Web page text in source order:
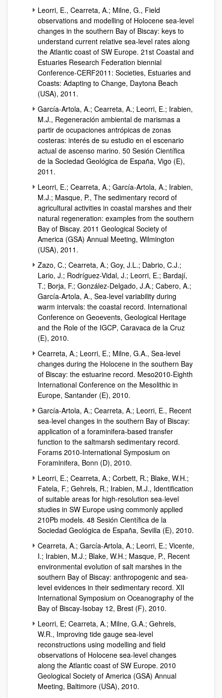
Leorri, E., Cearreta, A.; Milne, G., Field
observations and modelling of Holocene sea-level
changes in the southern Bay of Biscay: keys to
understand current relative sea-level rates along
the Atlantic coast of SW Europe. 21st Coastal and
Estuaries Research Federation biennial
Conference-CERF2011: Societies, Estuaries and
Coasts: Adapting to Change, Daytona Beach
(USA), 2011.
García-Artola, A.; Cearreta, A.; Leorri, E.; Irabien,
M.J., Regeneración ambiental de marismas a
partir de ocupaciones antrópicas de zonas
costeras: interés de su estudio en el escenario
actual de ascenso marino. 50 Sesión Científica
de la Sociedad Geológica de España, Vigo (E),
2011.
Leorri, E.; Cearreta, A.; García-Artola, A.; Irabien,
M.J.; Masque, P., The sedimentary record of
agricultural activities in coastal marshes and their
natural regeneration: examples from the southern
Bay of Biscay. 2011 Geological Society of
America (GSA) Annual Meeting, Wilmington
(USA), 2011.
Zazo, C.; Cearreta, A.; Goy, J.L.; Dabrio, C.J.;
Lario, J.; Rodríguez-Vidal, J.; Leorri, E.; Bardají,
T.; Borja, F.; González-Delgado, J.A.; Cabero, A.;
García-Artola, A., Sea-level variability during
warm intervals: the coastal record. International
Conference on Geoevents, Geological Heritage
and the Role of the IGCP, Caravaca de la Cruz
(E), 2010.
Cearreta, A.; Leorri, E.; Milne, G.A., Sea-level
changes during the Holocene in the southern Bay
of Biscay: the estuarine record. Meso2010-Eighth
International Conference on the Mesolithic in
Europe, Santander (E), 2010.
García-Artola, A.; Cearreta, A.; Leorri, E., Recent
sea-level changes in the southern Bay of Biscay:
application of a foraminifera-based transfer
function to the saltmarsh sedimentary record.
Forams 2010-International Symposium on
Foraminifera, Bonn (D), 2010.
Leorri, E.; Cearreta, A.; Corbett, R.; Blake, W.H.;
Fatela, F.; Gehrels, R.; Irabien, M.J., Identification
of suitable areas for high-resolution sea-level
studies in SW Europe using commonly applied
210Pb models. 48 Sesión Científica de la
Sociedad Geológica de España, Sevilla (E), 2010.
Cearreta, A.; García-Artola, A.; Leorri, E.; Vicente,
I.; Irabien, M.J.; Blake, W.H.; Masque, P., Recent
environmental evolution of salt marshes in the
southern Bay of Biscay: anthropogenic and sea-
level evidences in their sedimentary record. XII
International Symposium on Oceanography of the
Bay of Biscay-Isobay 12, Brest (F), 2010.
Leorri, E; Cearreta, A.; Milne, G.A.; Gehrels,
W.R., Improving tide gauge sea-level
reconstructions using modelling and field
observations of Holocene sea-level changes
along the Atlantic coast of SW Europe. 2010
Geological Society of America (GSA) Annual
Meeting, Baltimore (USA), 2010.